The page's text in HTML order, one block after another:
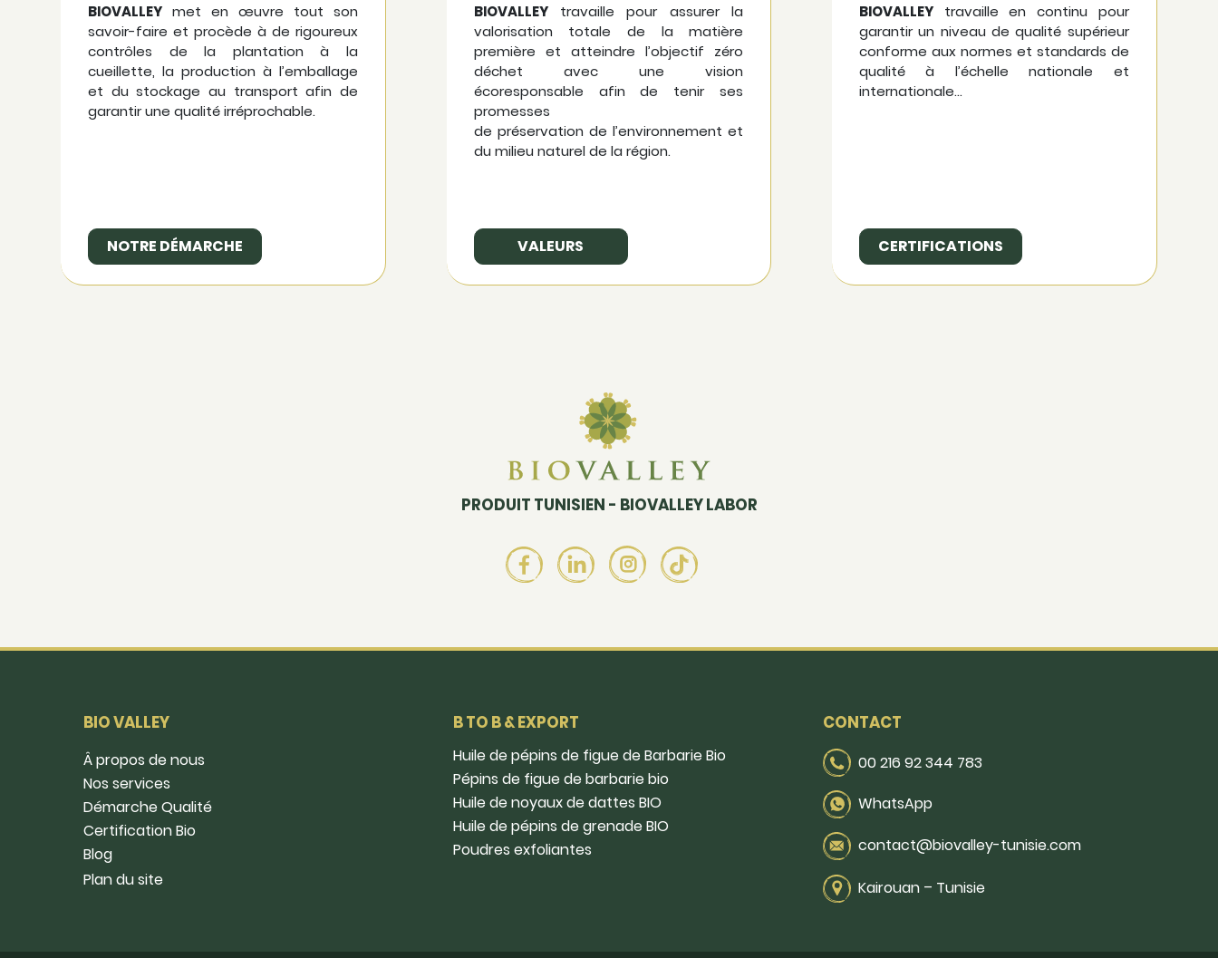
BIOVALLEY met en œuvre tout son
savoir-faire et procède à de rigoureux
contrôles de la plantation à la
cueillette, la production à l’emballage
et du stockage au transport afin de
garantir une qualité irréprochable.
NOTRE DÉMARCHE
BIOVALLEYtravaille pour assurer la
valorisation totale de la matière
première et atteindre l’objectif zéro
déchet avec une vision
écoresponsable afin de tenir ses
promesses
de préservation de l’environnement et
du milieu naturel de la région.
VALEURS
BIOVALLEYtravaille en continu pour
garantir un niveau de qualité supérieur
conforme aux normes et standards de
qualité à l’échelle nationale et
internationale…
CERTIFICATIONS
PRODUIT TUNISIEN - BIOVALLEY LABOR
BIO VALLEY
Â propos de nous
Nos services
Démarche Qualité
Certification Bio
Blog
Plan du site
B TO B & EXPORT
Huile de pépins de figue de Barbarie Bio
Pépins de figue de barbarie bio
Huile de noyaux de dattes BIO
Huile de pépins de grenade BIO
Poudres exfoliantes
CONTACT
00 216 92 344 783
WhatsApp
contact@biovalley-tunisie.com
Kairouan – Tunisie